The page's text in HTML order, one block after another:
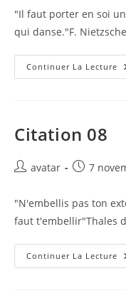
la
publication :
"Il faut porter en soi
qui danse."F. Nietzsche
Continuer La Lecture
Citation 08
Auteur/autrice
la
publication :
avatar
Publication
7
"N'embellis pas ton
faut t'embellir"Thales
Continuer La Lecture